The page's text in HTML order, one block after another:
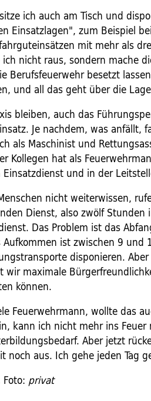
ich auch am Tisch und
Einsatzlagen", zum Beispiel
mit mehr als
nicht raus, sondern mache
Berufsfeuerwehr besetzt
und all das geht über die
bleiben, auch das
Je nachdem, was anfällt,
als Maschinist und
Kollegen hat als
und in der
nicht weiterwissen,
Dienst, also zwölf
Das Problem ist das
ist zwischen 9
disponieren.
wir maximale
können.
Feuerwehrmann, wollte das
kann ich nicht mehr ins
Aber jetzt
noch aus. Ich gehe jeden Tag
Foto: privat